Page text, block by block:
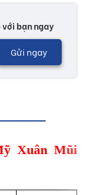
với bạn ngay
Gửi ngay
Xuân Mũi